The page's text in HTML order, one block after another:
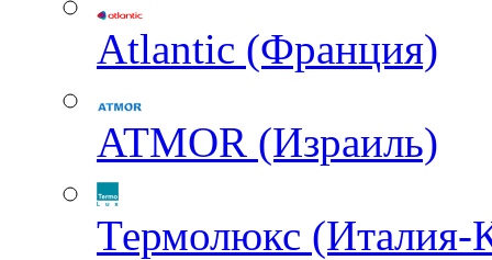
Atlantic (Франция)
ATMOR (Израиль)
Термолюкс (Италия-